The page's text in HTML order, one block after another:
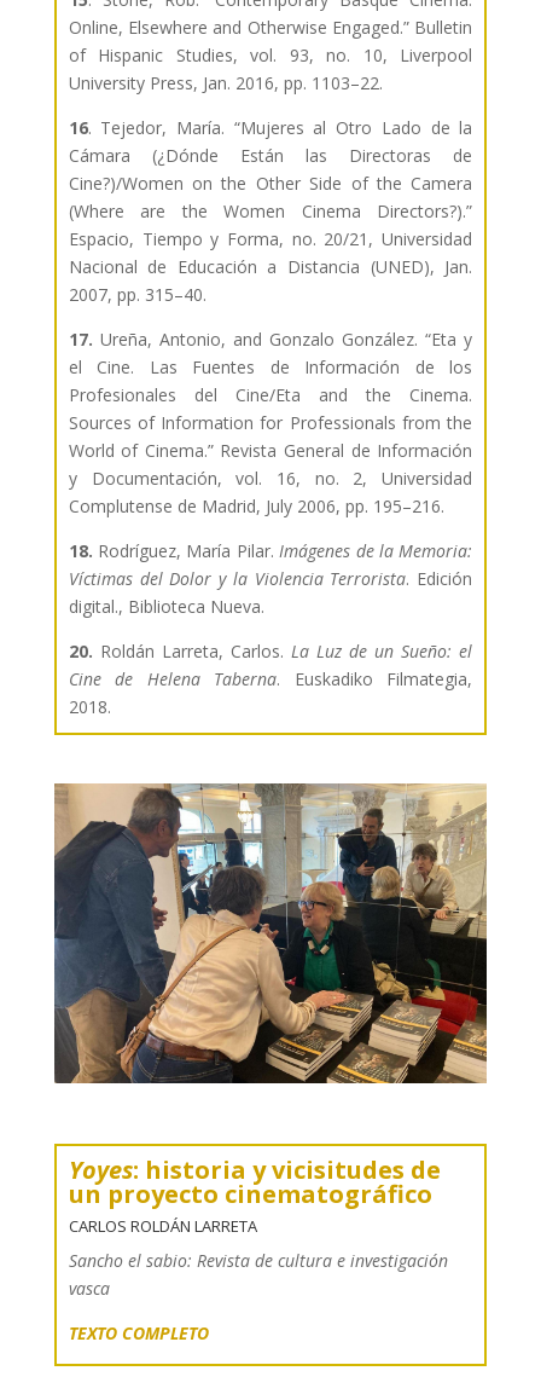
Online, Elsewhere and Otherwise Engaged.” Bulletin
of Hispanic Studies, vol. 93, no. 10, Liverpool
University Press, Jan. 2016, pp. 1103–22.
16. Tejedor, María. “Mujeres al Otro Lado de la
Cámara (¿Dónde Están las Directoras de
Cine?)/Women on the Other Side of the Camera
(Where are the Women Cinema Directors?).”
Espacio, Tiempo y Forma, no. 20/21, Universidad
Nacional de Educación a Distancia (UNED), Jan.
2007, pp. 315–40.
17. Ureña, Antonio, and Gonzalo González. “Eta y
el Cine. Las Fuentes de Información de los
Profesionales del Cine/Eta and the Cinema.
Sources of Information for Professionals from the
World of Cinema.” Revista General de Información
y Documentación, vol. 16, no. 2, Universidad
Complutense de Madrid, July 2006, pp. 195–216.
18. Rodríguez, María Pilar.Imágenes de la Memoria:
Víctimas del Dolor y la Violencia Terrorista. Edición
digital., Biblioteca Nueva.
20. Roldán Larreta, Carlos. La Luz de un Sueño: el
Cine de Helena Taberna. Euskadiko Filmategia,
2018.
Yoyes: historia y vicisitudes de
un proyecto cinematográfico
CARLOS ROLDÁN LARRETA
Sancho el sabio: Revista de cultura e investigación
vasca
TEXTO COMPLETO